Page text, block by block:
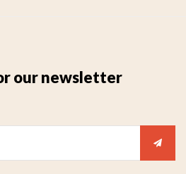
our newsletter